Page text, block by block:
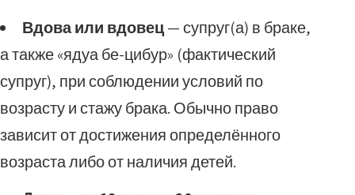
Вдова или вдовец— супруг(а) в браке,
а также «ядуа бе-цибур» (фактический
супруг), при соблюдении условий по
возрасту и стажу брака. Обычно право
зависит от достижения определённого
возраста либо от наличия детей.